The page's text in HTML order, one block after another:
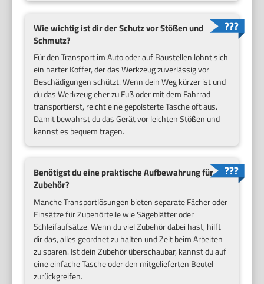
Wie wichtig ist dir der Schutz vor Stößen und
Schmutz?
Für den Transport im Auto oder auf Baustellen lohnt sich
ein harter Koffer, der das Werkzeug zuverlässig vor
Beschädigungen schützt. Wenn dein Weg kürzer ist und
du das Werkzeug eher zu Fuß oder mit dem Fahrrad
transportierst, reicht eine gepolsterte Tasche oft aus.
Damit bewahrst du das Gerät vor leichten Stößen und
kannst es bequem tragen.
Benötigst du eine praktische Aufbewahrung für
Zubehör?
Manche Transportlösungen bieten separate Fächer oder
Einsätze für Zubehörteile wie Sägeblätter oder
Schleifaufsätze. Wenn du viel Zubehör dabei hast, hilft
dir das, alles geordnet zu halten und Zeit beim Arbeiten
zu sparen. Ist dein Zubehör überschaubar, kannst du auf
eine einfache Tasche oder den mitgelieferten Beutel
zurückgreifen.